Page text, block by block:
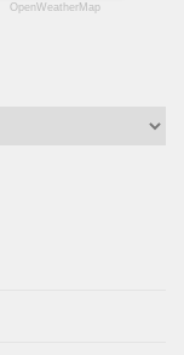
OpenWeatherMap